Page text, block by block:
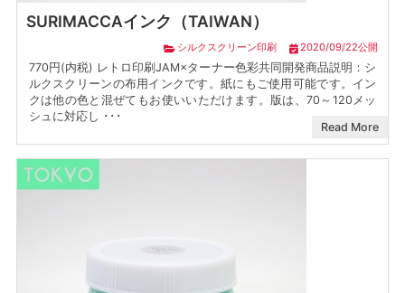
SURIMACCAインク（TAIWAN）
シルクスクリーン印刷 2020/09/22公開
770円(内税) レトロ印刷JAM×ターナー色彩共同開発商品説明：シ
ルクスクリーンの布用インクです。紙にもご使用可能です。イン
クは他の色と混ぜてもお使いいただけます。版は、70～120メッ
シュに対応し ･･･
Read More